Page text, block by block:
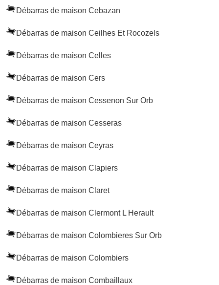
Débarras de maison Cebazan
Débarras de maison Ceilhes Et Rocozels
Débarras de maison Celles
Débarras de maison Cers
Débarras de maison Cessenon Sur Orb
Débarras de maison Cesseras
Débarras de maison Ceyras
Débarras de maison Clapiers
Débarras de maison Claret
Débarras de maison Clermont L Herault
Débarras de maison Colombieres Sur Orb
Débarras de maison Colombiers
Débarras de maison Combaillaux